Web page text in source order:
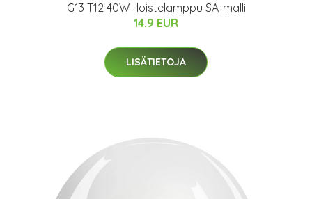
G13 T12 40W -loistelamppu SA-malli
14.9 EUR
LISÄTIETOJA